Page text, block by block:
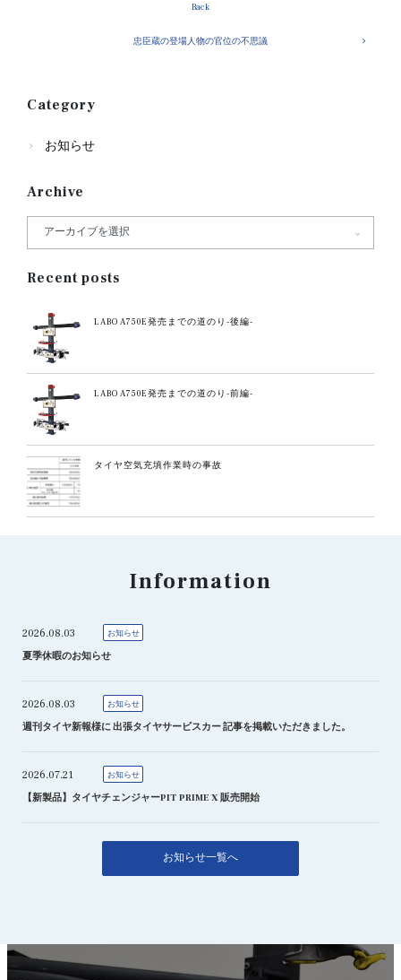
Back
忠臣蔵の登場人物の官位の不思議
Category
お知らせ
Archive
Recent posts
LABO A750E発売までの道のり-後編-
LABO A750E発売までの道のり-前編-
タイヤ空気充填作業時の事故
Information
2026.08.03 お知らせ
夏季休暇のお知らせ
2026.08.03 お知らせ
週刊タイヤ新報様に 出張タイヤサービスカー 記事を掲載いただきました。
2026.07.21 お知らせ
【新製品】タイヤチェンジャーPIT PRIME X 販売開始
お知らせ一覧へ